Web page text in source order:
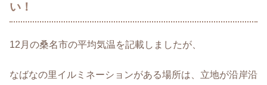
い！
12月の桑名市の平均気温を記載しましたが、
なばなの里イルミネーションがある場所は、立地が沿岸沿